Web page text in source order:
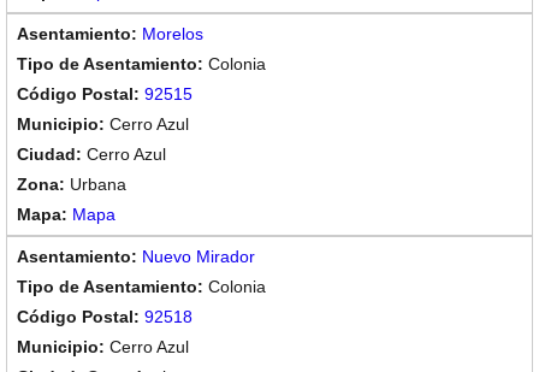
Morelos
Colonia
92515
Cerro Azul
Cerro Azul
Urbana
Mapa
Nuevo Mirador
Colonia
92518
Cerro Azul